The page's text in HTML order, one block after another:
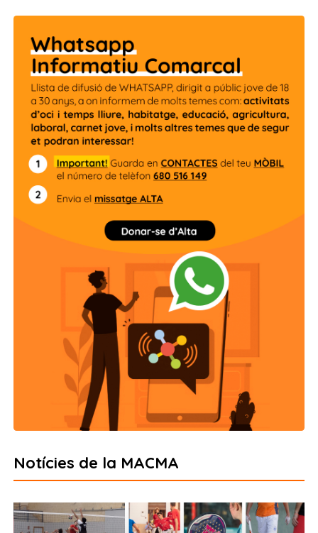
Més informació
Notícies de la MACMA